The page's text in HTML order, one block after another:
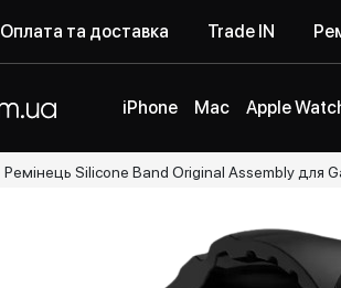
Оплата та доставка Trade IN
iPhone Mac Apple
Ремінець Silicone Band Original Assembly для